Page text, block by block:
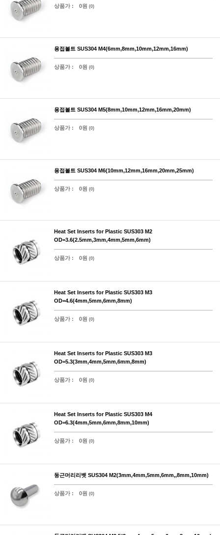
상품가 : 0원 (0)
용접볼트 SUS304 M4(6mm,8mm,10mm,12mm,16mm)
상품가 : 0원 (0)
용접볼트 SUS304 M5(8mm,10mm,12mm,16mm,20mm)
상품가 : 0원 (0)
용접볼트 SUS304 M6(10mm,12mm,16mm,20mm,25mm)
상품가 : 0원 (0)
Heat Set Inserts for Plastic SUS303 M2
OD=3.6(2.5mm,3mm,4mm,5mm,6mm)
상품가 : 0원 (0)
Heat Set Inserts for Plastic SUS303 M3
OD=4.6(4mm,5mm,6mm,8mm)
상품가 : 0원 (0)
Heat Set Inserts for Plastic SUS303 M3
OD=5.3(3mm,4mm,5mm,6mm,8mm)
상품가 : 0원 (0)
Heat Set Inserts for Plastic SUS303 M4
OD=6.3(4mm,5mm,6mm,8mm,10mm)
상품가 : 0원 (0)
둥근머리리벳 SUS304 M2(3mm,4mm,5mm,6mm,,8mm,10mm)
상품가 : 0원 (0)